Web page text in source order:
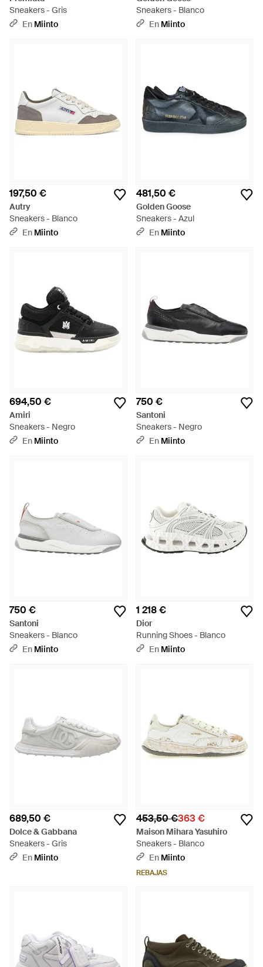
Sneakers - Gris
En Miinto
Sneakers - Blanco
En Miinto
197,50 €
Autry
Sneakers - Blanco
En Miinto
481,50 €
Golden Goose
Sneakers - Azul
En Miinto
694,50 €
Amiri
Sneakers - Negro
En Miinto
750 €
Santoni
Sneakers - Negro
En Miinto
750 €
Santoni
Sneakers - Blanco
En Miinto
1 218 €
Dior
Running Shoes - Blanco
En Miinto
689,50 €
Dolce & Gabbana
Sneakers - Gris
En Miinto
453,50 €363 €
Maison Mihara Yasuhiro
Sneakers - Blanco
En Miinto
REBAJAS